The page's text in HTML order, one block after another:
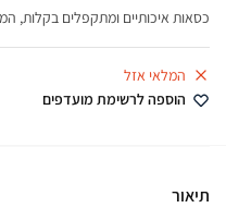
כסאות איכותיים ומתקפלים בקלות,
המלאי אזל
הוספה לרשימת מועדפים
תיאור